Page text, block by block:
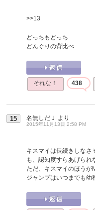
>>13
どっちもどっち
どんぐりの背比べ
それな！ 438
15 名無しだＪ より
2015年11月13日 2:58 PM
キスマイは長続きしなさ
も、認知度すらあげら
ただ、キスマイのほうが
ジャンプはいつまでも幼